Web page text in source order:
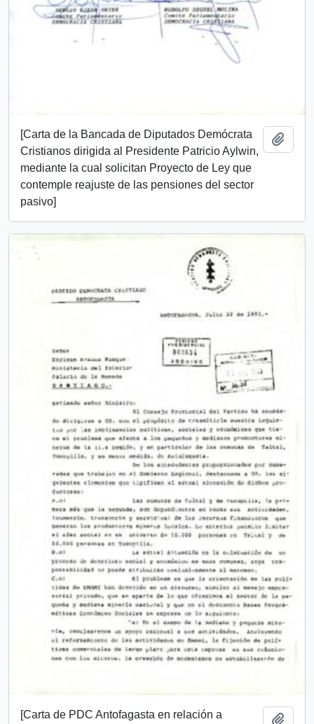
[Carta de la Bancada de Diputados Demócrata
Cristianos dirigida al Presidente Patricio Aylwin,
mediante la cual solicitan Proyecto de Ley que
contemple reajuste de las pensiones del sector
pasivo]
[Carta de PDC Antofagasta en relación a